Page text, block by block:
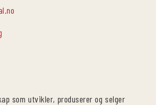
som utvikler, produserer og selger